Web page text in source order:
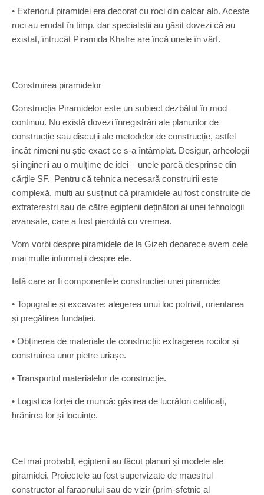
• Exteriorul piramidei era decorat cu roci din calcar alb. Aceste
roci au erodat în timp, dar specialiștii au găsit dovezi că au
existat, întrucât Piramida Khafre are încă unele în vârf.
Construirea piramidelor
Construcția Piramidelor este un subiect dezbătut în mod
continuu. Nu există dovezi înregistrări ale planurilor de
construcție sau discuții ale metodelor de construcție, astfel
încât nimeni nu știe exact ce s-a întâmplat. Desigur, arheologii
și inginerii au o mulțime de idei – unele parcă desprinse din
cărțile SF. Pentru că tehnica necesară construirii este
complexă, mulți au susținut că piramidele au fost construite de
extratereștri sau de către egiptenii deținători ai unei tehnologii
avansate, care a fost pierdută cu vremea.
Vom vorbi despre piramidele de la Gizeh deoarece avem cele
mai multe informații despre ele.
Iată care ar fi componentele construcției unei piramide:
• Topografie și excavare: alegerea unui loc potrivit, orientarea
și pregătirea fundației.
• Obținerea de materiale de construcții: extragerea rocilor și
construirea unor pietre uriașe.
• Transportul materialelor de construcție.
• Logistica forței de muncă: găsirea de lucrători calificați,
hrănirea lor și locuințe.
Cel mai probabil, egiptenii au făcut planuri și modele ale
piramidei. Proiectele au fost supervizate de maestrul
constructor al faraonului sau de vizir (prim-sfetnic al